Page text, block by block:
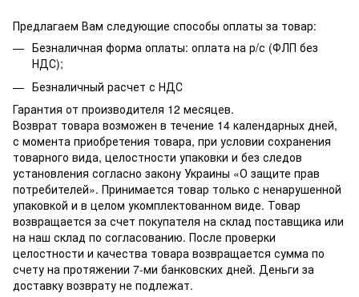
Предлагаем Вам следующие способы оплаты за товар:
Безналичная форма оплаты: оплата на р/с (ФЛП без
НДС);
Безналичный расчет с НДС
Гарантия от производителя 12 месяцев.
Возврат товара возможен в течение 14 календарных дней,
с момента приобретения товара, при условии сохранения
товарного вида, целостности упаковки и без следов
установления согласно закону Украины «О защите прав
потребителей». Принимается товар только с ненарушенной
упаковкой и в целом укомплектованном виде. Товар
возвращается за счет покупателя на склад поставщика или
на наш склад по согласованию. После проверки
целостности и качества товара возвращается сумма по
счету на протяжении 7-ми банковских дней. Деньги за
доставку возврату не подлежат.